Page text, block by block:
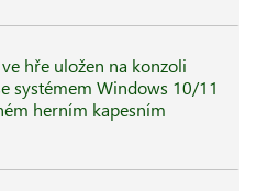
hře uložen na konzoli
systémem Windows 10/11
herním kapesním